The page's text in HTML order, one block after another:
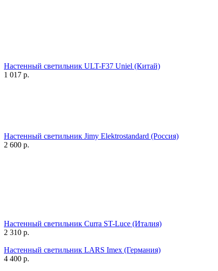
Настенный светильник ULT-F37 Uniel (Китай)
1 017 р.
Настенный светильник Jimy Elektrostandard (Россия)
2 600 р.
Настенный светильник Curra ST-Luce (Италия)
2 310 р.
Настенный светильник LARS Imex (Германия)
4 400 р.